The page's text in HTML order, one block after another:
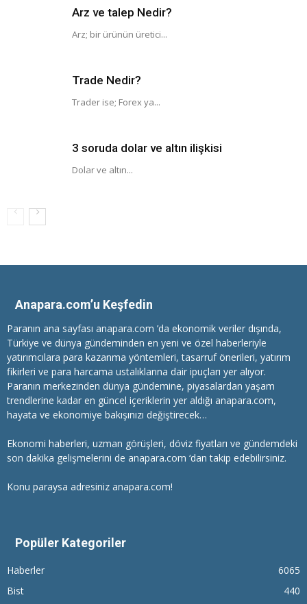
Arz ve talep Nedir?
Arz; bir ürünün üretici...
Trade Nedir?
Trader ise; Forex ya...
3 soruda dolar ve altın ilişkisi
Dolar ve altın...
Anapara.com’u Keşfedin
Paranın ana sayfası anapara.com ’da ekonomik veriler dışında,
Türkiye ve dünya gündeminden en yeni ve özel haberleriyle
yatırımcılara para kazanma yöntemleri, tasarruf önerileri, yatırım
fikirleri ve para harcama ustalıklarına dair ipuçları yer alıyor.
Paranın merkezinden dünya gündemine, piyasalardan yaşam
trendlerine kadar en güncel içeriklerin yer aldığı anapara.com,
hayata ve ekonomiye bakışınızı değiştirecek…
Ekonomi haberleri, uzman görüşleri, döviz fiyatları ve gündemdeki
son dakika gelişmelerini de anapara.com ‘dan takip edebilirsiniz.
Konu paraysa adresiniz anapara.com!
Popüler Kategoriler
Haberler
6065
Bist
440